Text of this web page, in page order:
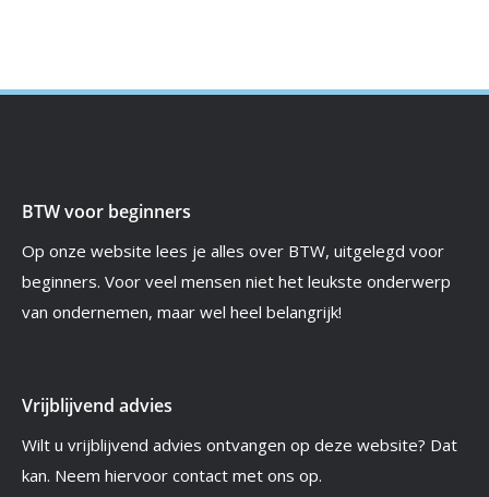
BTW voor beginners
Op onze website lees je alles over BTW, uitgelegd voor
beginners. Voor veel mensen niet het leukste onderwerp
van ondernemen, maar wel heel belangrijk!
Vrijblijvend advies
Wilt u vrijblijvend advies ontvangen op deze website? Dat
kan. Neem hiervoor contact met ons op.